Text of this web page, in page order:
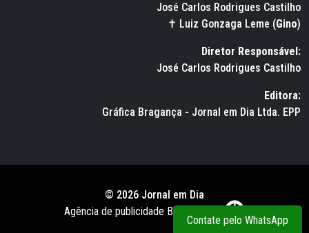
José Carlos Rodrigues Castilho
✝ Luiz Gonzaga Leme (Gino)
Diretor Responsável:
José Carlos Rodrigues Castilho
Editora:
Gráfica Bragança - Jornal em Dia Ltda. EPP
© 2026 Jornal em Dia
Agência de publicidade BWS RUSSO
Contate pelo WhatsApp